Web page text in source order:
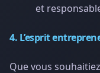
et
4. L’esprit
Que vous